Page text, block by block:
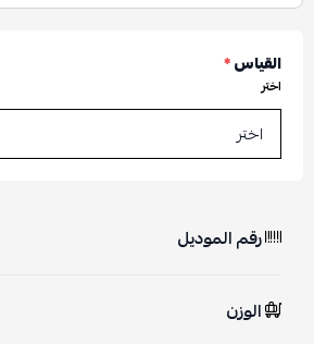
القياس*
اختر
رقم الموديل
الوزن